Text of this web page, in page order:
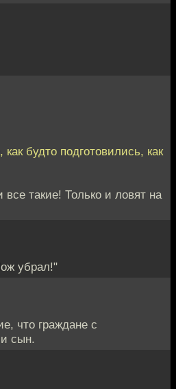
будто подготовились, как
такие! Только и ловят на
убрал!"
что граждане с
сын.